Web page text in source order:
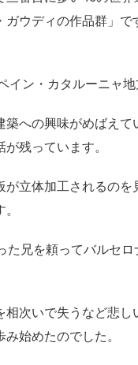
ガウディの作品群」
イン・カタルーニャ
築への興味がめばえ
残っています。
が立体加工されるの
た兄を頼ってバルセ
相次いで失うなど悲
始めたのでした。